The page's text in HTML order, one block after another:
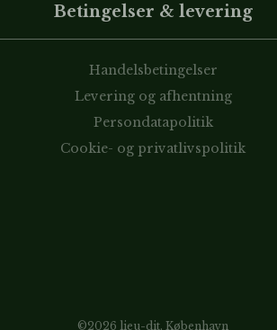
Betingelser & levering
Handelsbetingelser
Levering og afhentning
Persondatapolitik
Cookie- og privatlivspolitik
©2026 lieu-dit, København